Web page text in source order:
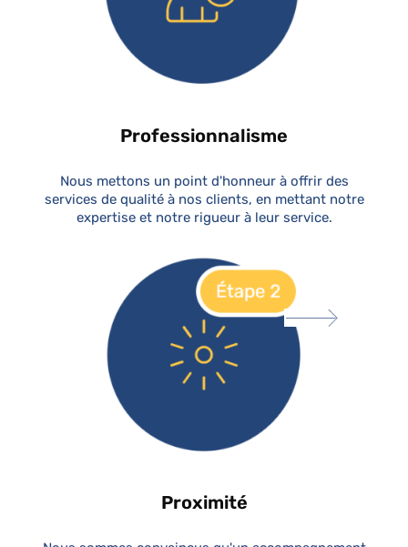
Professionnalisme
Nous mettons un point d'honneur à offrir des
services de qualité à nos clients, en mettant notre
expertise et notre rigueur à leur service.
Proximité